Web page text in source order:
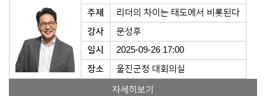
주제
리더의 차이는 태도에서 비롯된다
강사
문성후
일시
2025-09-26 17:00
장소
울진군청 대회의실
자세히보기